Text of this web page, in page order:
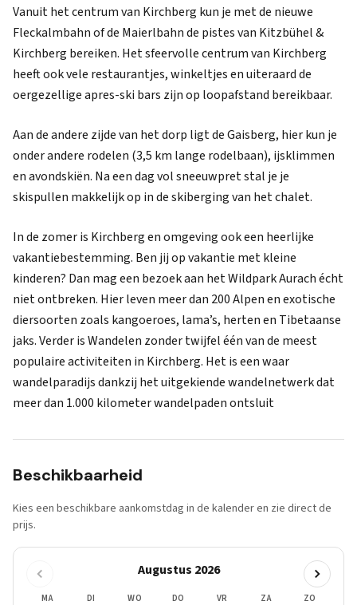
Vanuit het centrum van Kirchberg kun je met de nieuwe
Fleckalmbahn of de Maierlbahn de pistes van Kitzbühel &
Kirchberg bereiken. Het sfeervolle centrum van Kirchberg
heeft ook vele restaurantjes, winkeltjes en uiteraard de
oergezellige apres-ski bars zijn op loopafstand bereikbaar.
Aan de andere zijde van het dorp ligt de Gaisberg, hier kun je
onder andere rodelen (3,5 km lange rodelbaan), ijsklimmen
en avondskiën. Na een dag vol sneeuwpret stal je je
skispullen makkelijk op in de skiberging van het chalet.
In de zomer is Kirchberg en omgeving ook een heerlijke
vakantiebestemming. Ben jij op vakantie met kleine
kinderen? Dan mag een bezoek aan het Wildpark Aurach écht
niet ontbreken. Hier leven meer dan 200 Alpen en exotische
diersoorten zoals kangoeroes, lama’s, herten en Tibetaanse
jaks. Verder is Wandelen zonder twijfel één van de meest
populaire activiteiten in Kirchberg. Het is een waar
wandelparadijs dankzij het uitgekiende wandelnetwerk dat
meer dan 1.000 kilometer wandelpaden ontsluit
Beschikbaarheid
Kies een beschikbare aankomstdag in de kalender en zie direct de
prijs.
Augustus 2026
MA DI WO DO VR ZA ZO